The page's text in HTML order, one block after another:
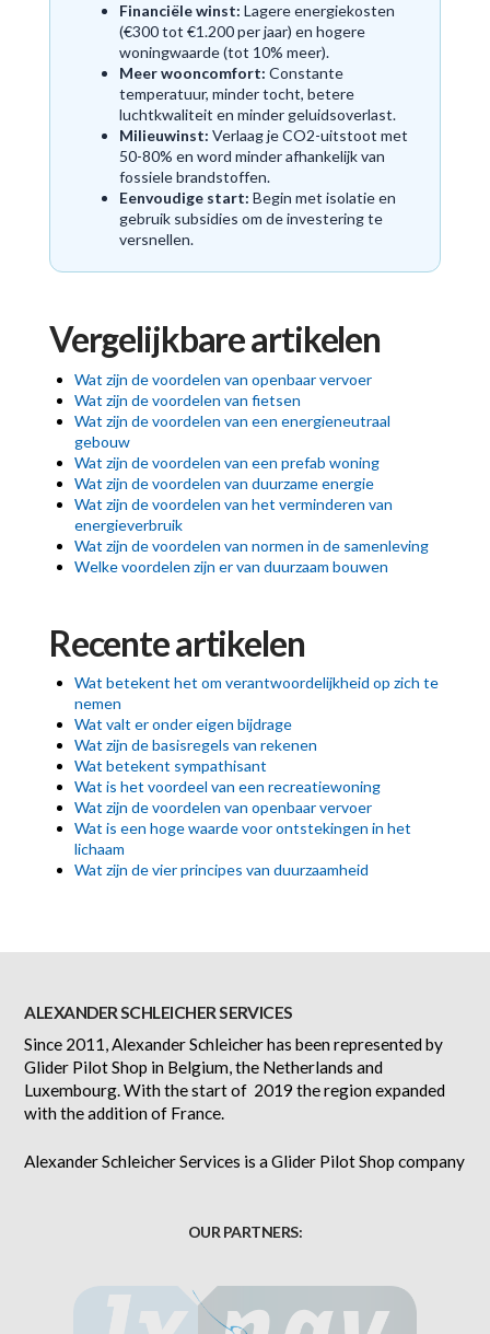
Financiële winst: Lagere energiekosten
(€300 tot €1.200 per jaar) en hogere
woningwaarde (tot 10% meer).
Meer wooncomfort: Constante
temperatuur, minder tocht, betere
luchtkwaliteit en minder geluidsoverlast.
Milieuwinst: Verlaag je CO2-uitstoot met
50-80% en word minder afhankelijk van
fossiele brandstoffen.
Eenvoudige start: Begin met isolatie en
gebruik subsidies om de investering te
versnellen.
Vergelijkbare artikelen
Wat zijn de voordelen van openbaar vervoer
Wat zijn de voordelen van fietsen
Wat zijn de voordelen van een energieneutraal
gebouw
Wat zijn de voordelen van een prefab woning
Wat zijn de voordelen van duurzame energie
Wat zijn de voordelen van het verminderen van
energieverbruik
Wat zijn de voordelen van normen in de samenleving
Welke voordelen zijn er van duurzaam bouwen
Recente artikelen
Wat betekent het om verantwoordelijkheid op zich te
nemen
Wat valt er onder eigen bijdrage
Wat zijn de basisregels van rekenen
Wat betekent sympathisant
Wat is het voordeel van een recreatiewoning
Wat zijn de voordelen van openbaar vervoer
Wat is een hoge waarde voor ontstekingen in het
lichaam
Wat zijn de vier principes van duurzaamheid
ALEXANDER SCHLEICHER SERVICES
Since 2011, Alexander Schleicher has been represented by
Glider Pilot Shop in Belgium, the Netherlands and
Luxembourg. With the start of 2019 the region expanded
with the addition of France.
Alexander Schleicher Services is a Glider Pilot Shop company
OUR PARTNERS: